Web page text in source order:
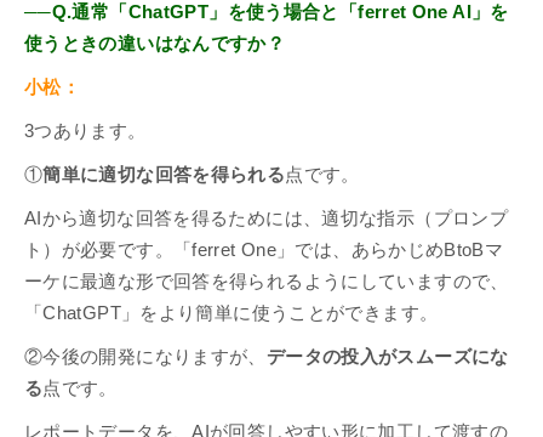
──Q.通常「ChatGPT」を使う場合と「ferret One AI」を
使うときの違いはなんですか？
小松：
3つあります。
①簡単に適切な回答を得られる点です。
AIから適切な回答を得るためには、適切な指示（プロンプ
ト）が必要です。「ferret One」では、あらかじめBtoBマ
ーケに最適な形で回答を得られるようにしていますので、
「ChatGPT」をより簡単に使うことができます。
②今後の開発になりますが、 データの投入がスムーズにな
る点です。
レポートデータを、AIが回答しやすい形に加工して渡すの